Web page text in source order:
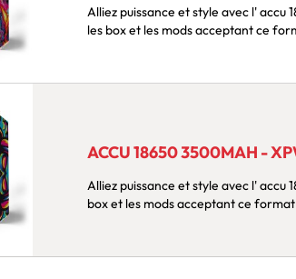
Alliez puissance et style avec l' accu 18650
les box et les mods acceptant ce
ACCU 18650 3500MAH -
Alliez puissance et style avec l' accu 18650 3500mAh
box et les mods acceptant ce